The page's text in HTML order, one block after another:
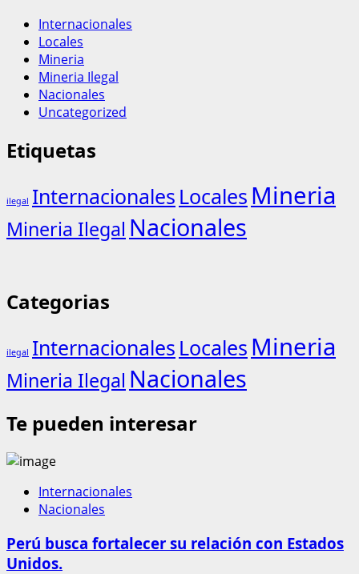
Internacionales
Locales
Mineria
Mineria Ilegal
Nacionales
Uncategorized
Etiquetas
ilegal Internacionales Locales Mineria
Mineria Ilegal Nacionales
Categorias
ilegal Internacionales Locales Mineria
Mineria Ilegal Nacionales
Te pueden interesar
Internacionales
Nacionales
Perú busca fortalecer su relación con Estados
Unidos.